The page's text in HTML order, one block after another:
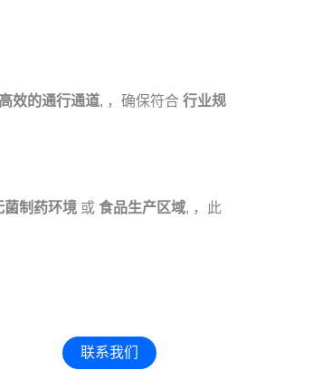
效的通行通道, ，确保符合 行业规
菌制药环境 或 食品生产区域, ，此
联系我们